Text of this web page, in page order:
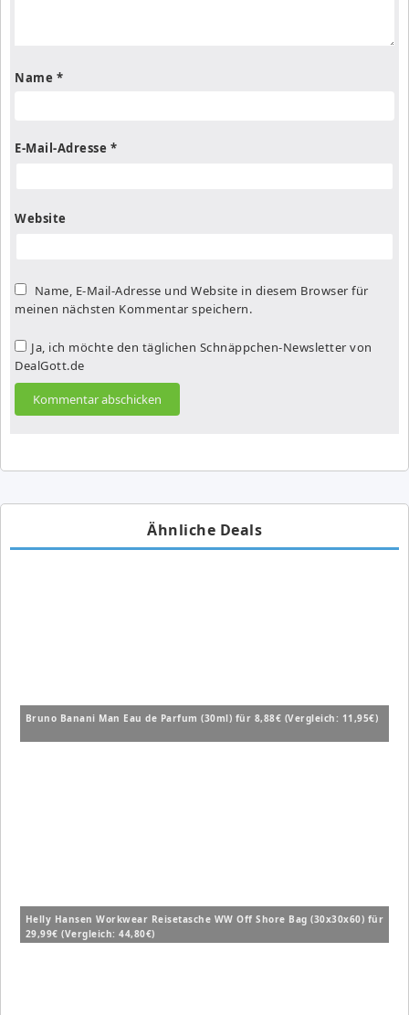
Name *
E-Mail-Adresse *
Website
Name, E-Mail-Adresse und Website in diesem Browser für
meinen nächsten Kommentar speichern.
Ja, ich möchte den täglichen Schnäppchen-Newsletter von
DealGott.de
Ähnliche Deals
Bruno Banani Man Eau de Parfum (30ml) für 8,88€ (Vergleich: 11,95€)
Helly Hansen Workwear Reisetasche WW Off Shore Bag (30x30x60) für
29,99€ (Vergleich: 44,80€)